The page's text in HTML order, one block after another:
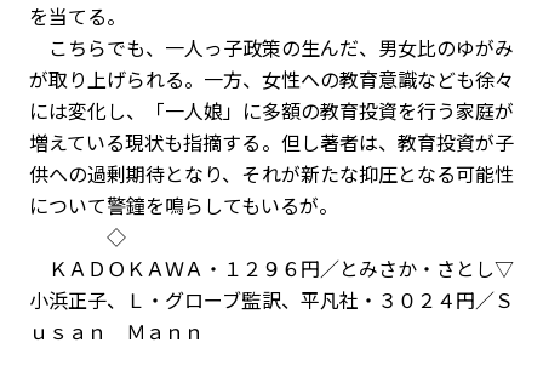
を当てる。
こちらでも、一人っ子政策の生んだ、男女比のゆがみ
が取り上げられる。一方、女性への教育意識なども徐々
には変化し、「一人娘」に多額の教育投資を行う家庭が
増えている現状も指摘する。但し著者は、教育投資が子
供への過剰期待となり、それが新たな抑圧となる可能性
について警鐘を鳴らしてもいるが。
◇
ＫＡＤＯＫＡＷＡ・１２９６円／とみさか・さとし▽
小浜正子、Ｌ・グローブ監訳、平凡社・３０２４円／Ｓ
ｕｓａｎ Ｍａｎｎ